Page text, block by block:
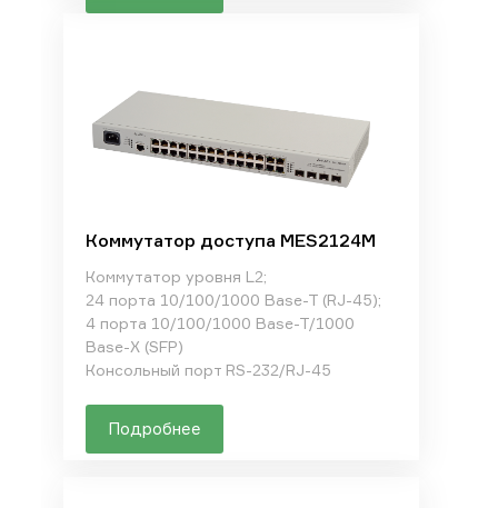
Коммутатор доступа MES2124M
Коммутатор уровня L2;
24 порта 10/100/1000 Base-T (RJ-45);
4 порта 10/100/1000 Base-T/1000
Base-X (SFP)
Консольный порт RS-232/RJ-45
Подробнее